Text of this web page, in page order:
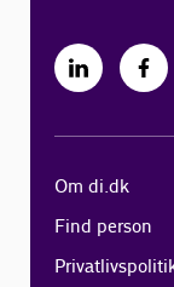
Om di.dk
Find person